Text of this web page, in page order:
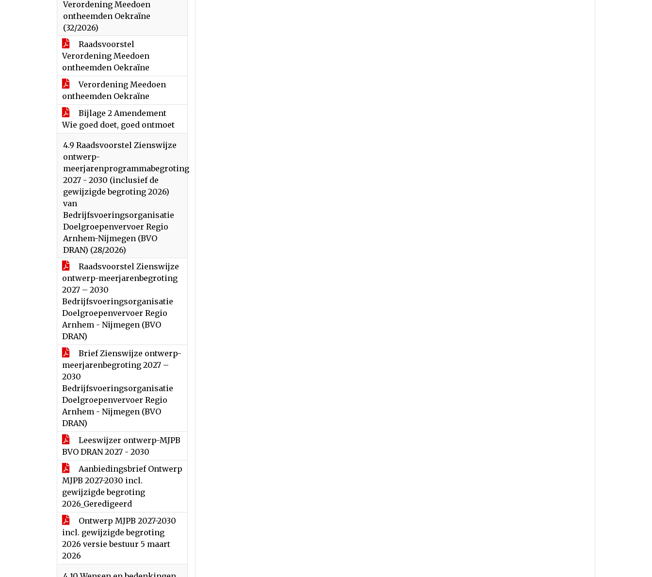
Verordening Meedoen
ontheemden Oekraïne
(32/2026)
Raadsvoorstel
Verordening Meedoen
ontheemden Oekraïne
Verordening Meedoen
ontheemden Oekraïne
Bijlage 2 Amendement
Wie goed doet, goed ontmoet
4.9 Raadsvoorstel Zienswijze
ontwerp-
meerjarenprogrammabegroting
2027 - 2030 (inclusief de
gewijzigde begroting 2026)
van
Bedrijfsvoeringsorganisatie
Doelgroepenvervoer Regio
Arnhem-Nijmegen (BVO
DRAN) (28/2026)
Raadsvoorstel Zienswijze
ontwerp-meerjarenbegroting
2027 – 2030
Bedrijfsvoeringsorganisatie
Doelgroepenvervoer Regio
Arnhem - Nijmegen (BVO
DRAN)
Brief Zienswijze ontwerp-
meerjarenbegroting 2027 –
2030
Bedrijfsvoeringsorganisatie
Doelgroepenvervoer Regio
Arnhem - Nijmegen (BVO
DRAN)
Leeswijzer ontwerp-MJPB
BVO DRAN 2027 - 2030
Aanbiedingsbrief Ontwerp
MJPB 2027-2030 incl.
gewijzigde begroting
2026_Geredigeerd
Ontwerp MJPB 2027-2030
incl. gewijzigde begroting
2026 versie bestuur 5 maart
2026